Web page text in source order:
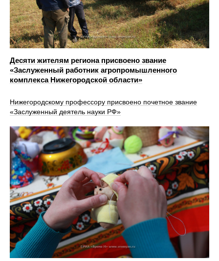
Десяти жителям региона присвоено звание
«Заслуженный работник агропромышленного
комплекса Нижегородской области»
Нижегородскому профессору присвоено почетное звание
«Заслуженный деятель науки РФ»